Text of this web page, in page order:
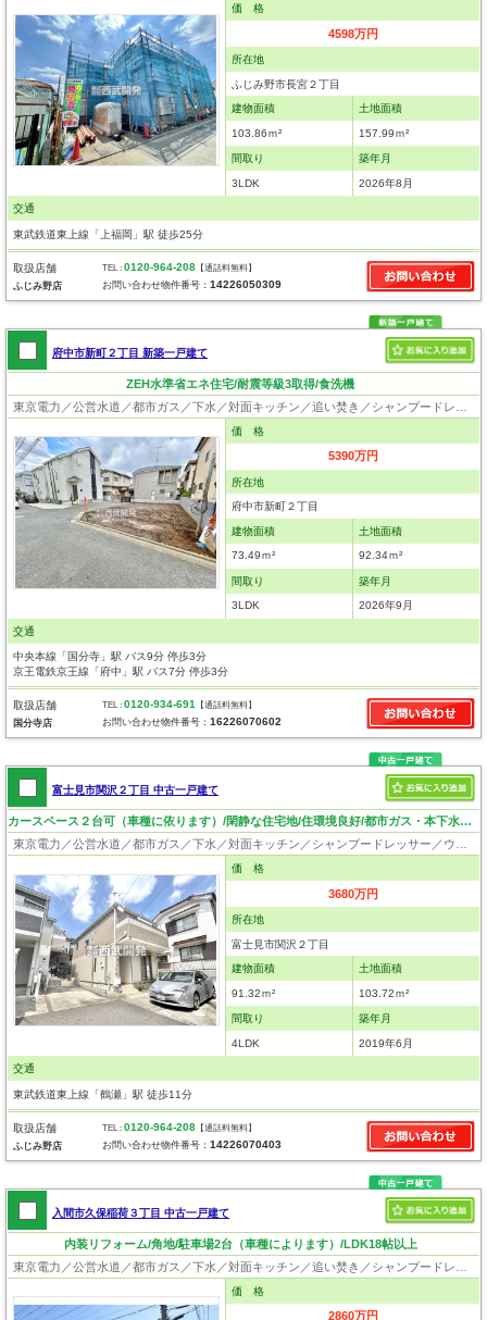
価 格
4598万円
所在地
ふじみ野市長宮２丁目
建物面積
103.86ｍ²
土地面積
157.99ｍ²
間取り
3LDK
築年月
2026年8月
交通
東武鉄道東上線「上福岡」駅 徒歩25分
取扱店舗
ふじみ野店
TEL :0120-964-208 【通話料無料】
お問い合わせ物件番号：14226050309
府中市新町２丁目 新築一戸建て
ZEH水準省エネ住宅/耐震等級3取得/食洗機
価 格
5390万円
所在地
府中市新町２丁目
建物面積
73.49ｍ²
土地面積
92.34ｍ²
間取り
3LDK
築年月
2026年9月
交通
中央本線「国分寺」駅 バス9分 停歩3分
京王電鉄京王線「府中」駅 バス7分 停歩3分
取扱店舗
国分寺店
TEL :0120-934-691 【通話料無料】
お問い合わせ物件番号：16226070602
富士見市関沢２丁目 中古一戸建て
カースペース２台可（車種に依ります）/閑静な住宅地/住環境良好/都市ガス・本下水/陽当良好
東京電力／公営水道／都市ガス／下水／対面キッチン／シャンプードレッサー／ウォシュレット／システムキッチン／床下収納／フローリング／クローゼット
価 格
3680万円
所在地
富士見市関沢２丁目
建物面積
91.32ｍ²
土地面積
103.72ｍ²
間取り
4LDK
築年月
2019年6月
交通
東武鉄道東上線「鶴瀬」駅 徒歩11分
取扱店舗
ふじみ野店
TEL :0120-964-208 【通話料無料】
お問い合わせ物件番号：14226070403
入間市久保稲荷３丁目 中古一戸建て
内装リフォーム/角地/駐車場2台（車種によります）/LDK18帖以上
価 格
2860万円